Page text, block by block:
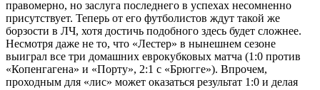
правомерно, но заслуга последнего в успехах несомненно
присутствует. Теперь от его футболистов ждут такой же
борзости в ЛЧ, хотя достичь подобного здесь будет сложнее.
Несмотря даже не то, что «Лестер» в нынешнем сезоне
выиграл все три домашних еврокубковых матча (1:0 против
«Копенгагена» и «Порту», 2:1 с «Брюгге»). Впрочем,
проходным для «лис» может оказаться результат 1:0 и делая